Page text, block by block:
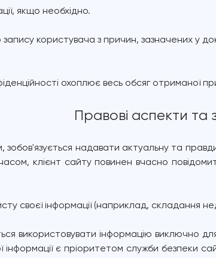
якщо необхідно.
користувача з причин, зазначених у
охоплює весь обсяг отриманої
Правові аспекти та
надавати актуальну та
клієнт сайту повинен вчасно
своєї інформації (наприклад, складання
використовувати інформацію виключно
інформації є пріоритетом служби